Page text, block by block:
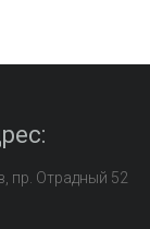
пр. Отрадный 52